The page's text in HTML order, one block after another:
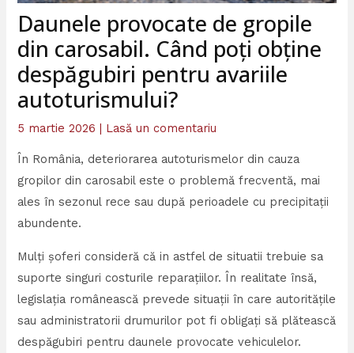
Daunele provocate de gropile
din carosabil. Când poți obține
despăgubiri pentru avariile
autoturismului?
5 martie 2026 Lasă un comentariu
În România, deteriorarea autoturismelor din cauza
gropilor din carosabil este o problemă frecventă, mai
ales în sezonul rece sau după perioadele cu precipitații
abundente.
Mulți șoferi consideră că in astfel de situatii trebuie sa
suporte singuri costurile reparațiilor. În realitate însă,
legislația românească prevede situații în care autoritățile
sau administratorii drumurilor pot fi obligați să plătească
despăgubiri pentru daunele provocate vehiculelor.